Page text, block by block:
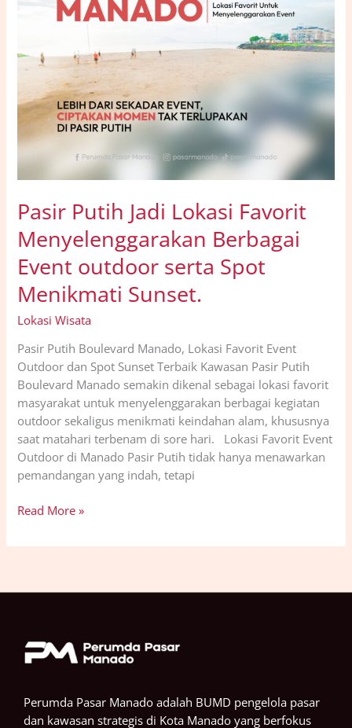
Pasir Putih Jadi Lokasi Favorit
Menyelenggarakan Berbagai
Event outdoor serta Spot
Menikmati Sunset.
Lokasi Wisata
Pasir Putih Boulevard Manado, Lokasi Favorit Event
Outdoor dan Spot Sunset Terbaik Kawasan Pasir Putih
Boulevard Manado semakin dikenal sebagai lokasi favorit
masyarakat untuk menyelenggarakan berbagai kegiatan
outdoor sekaligus menikmati keindahan alam, khususnya
saat matahari terbenam di sore hari. Lokasi Favorit Event
Outdoor di Manado Pasir Putih tidak hanya menawarkan
pemandangan yang indah, tetapi
Sunset.
Read More »
Perumda Pasar Manado adalah BUMD pengelola pasar
dan kawasan strategis di Kota Manado yang berfokus